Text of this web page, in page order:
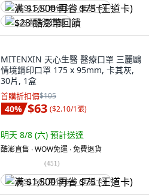
满 $1,500 再省 $75 (王道卡)
$23 酷澎幣回饋
MITENXIN 天心生醫 醫療口罩 三麗鷗
情境鋼印口罩 175 x 95mm, 卡其灰,
30片, 1盒
首購折扣價$105
40% $63 ($2.10/1張)
明天 8/8 (六) 預計送達
酷澎直售 ∙ WOW免運 ∙ 免費退貨
(451)
满 $1,500 再省 $75 (王道卡)